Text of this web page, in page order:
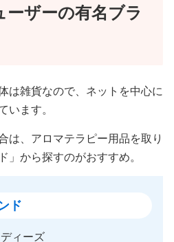
ザーの有名ブラ
は雑貨なので、ネットを中心に
います。
は、アロマテラピー用品を取り
」から探すのがおすすめ。
ド
ィーズ